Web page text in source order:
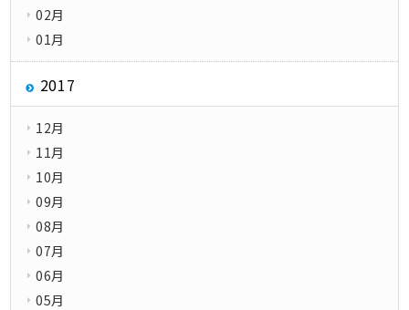
02月
01月
2017
12月
11月
10月
09月
08月
07月
06月
05月